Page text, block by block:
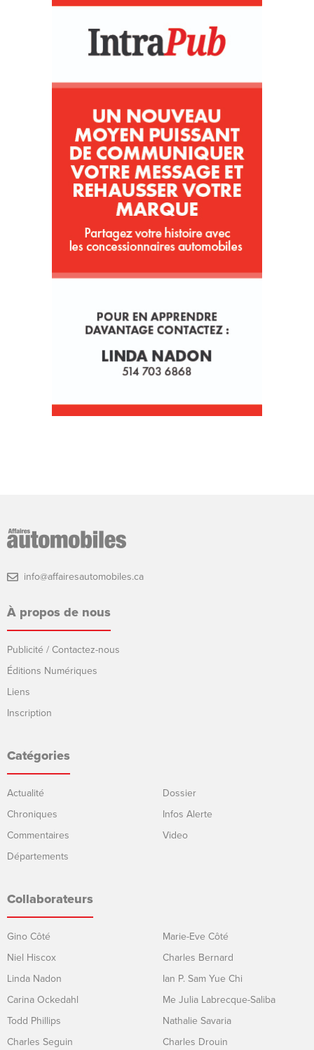
info@affairesautomobiles.ca
À propos de nous
Publicité / Contactez-nous
Éditions Numériques
Liens
Inscription
Catégories
Actualité
Chroniques
Commentaires
Départements
Dossier
Infos Alerte
Video
Collaborateurs
Gino Côté
Niel Hiscox
Linda Nadon
Carina Ockedahl
Todd Phillips
Charles Seguin
Marie-Eve Côté
Charles Bernard
Ian P. Sam Yue Chi
Me Julia Labrecque-Saliba
Nathalie Savaria
Charles Drouin